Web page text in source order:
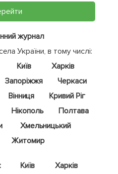
журнал
України, в тому числі:
Київ
Харків
Запоріжжя
Черкаси
Вінниця
Кривий Ріг
Нікополь
Полтава
Хмельницький
Житомир
Київ
Харків